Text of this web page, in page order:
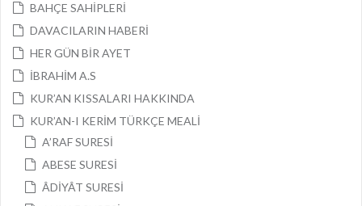
BAHÇE SAHİPLERİ
DAVACILARIN HABERİ
HER GÜN BİR AYET
İBRAHİM A.S
KUR’AN KISSALARI HAKKINDA
KUR’AN-I KERİM TÜRKÇE MEALİ
A’RAF SURESİ
ABESE SURESİ
ÂDİYÂT SURESİ